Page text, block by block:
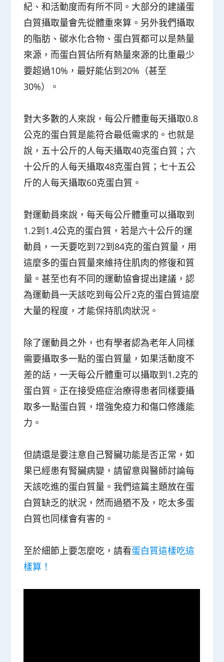
紀、和活動度而有所不同。大部分的建議蛋
白質攝取量會先從體重來算。另外我們攝取
的脂肪、碳水化合物、蛋白質都可以是熱量
來源，而蛋白質佔所有熱量來源的比重最少
要超過10%，最好能佔到20%（甚至
30%）。
對大多數的人來說，每公斤體重每天攝取0.8
公克的蛋白質是能符合最低需求的 。也就是
說，五十公斤的人每天攝取40克蛋白質；六
十公斤的人每天攝取48克蛋白質；七十五公
斤的人每天攝取60克蛋白質。
對運動員來說，每天每公斤體重可以攝取到
1.2到1.4公克的蛋白質，若是六十公斤的運
動員，一天要吃到72到84克的蛋白質量，用
這麼多的蛋白質量來維持住肌肉的修復和質
量。甚至也有不同的運動協會提出建議，認
為運動員一天該吃到每公斤2克的蛋白質這麼
大量的程度，才能保持肌肉狀況。
除了運動員之外，也有學者認為老年人同樣
需要攝取多一點的蛋白質量，如果活動度不
差的話，一天每公斤體重可以攝取到1.2克的
蛋白質。正在接受癌症治療得患者同樣要攝
取多一點蛋白質，增強免疫力和傷口修護能
力。
但請還是要注意自己腎臟功能是否正常，如
果已經患有腎臟病變，請留意與醫師討論每
天該吃進的蛋白質量。我們這篇主題放在蛋
白質缺乏的狀況，然而過猶不及，吃太多蛋
白質也同樣會有害的。
至於細節上要怎麼吃，請看蛋白質這樣吃這
樣算！